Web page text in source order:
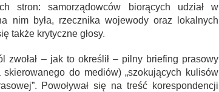
stron: samorządowców biorących udział w
nim była, rzecznika wojewody oraz lokalnych
także krytyczne głosy.
zwołał – jak to określił – pilny briefing prasowy
do mediów) „szokujących kulisów
Powoływał się na treść korespondencji